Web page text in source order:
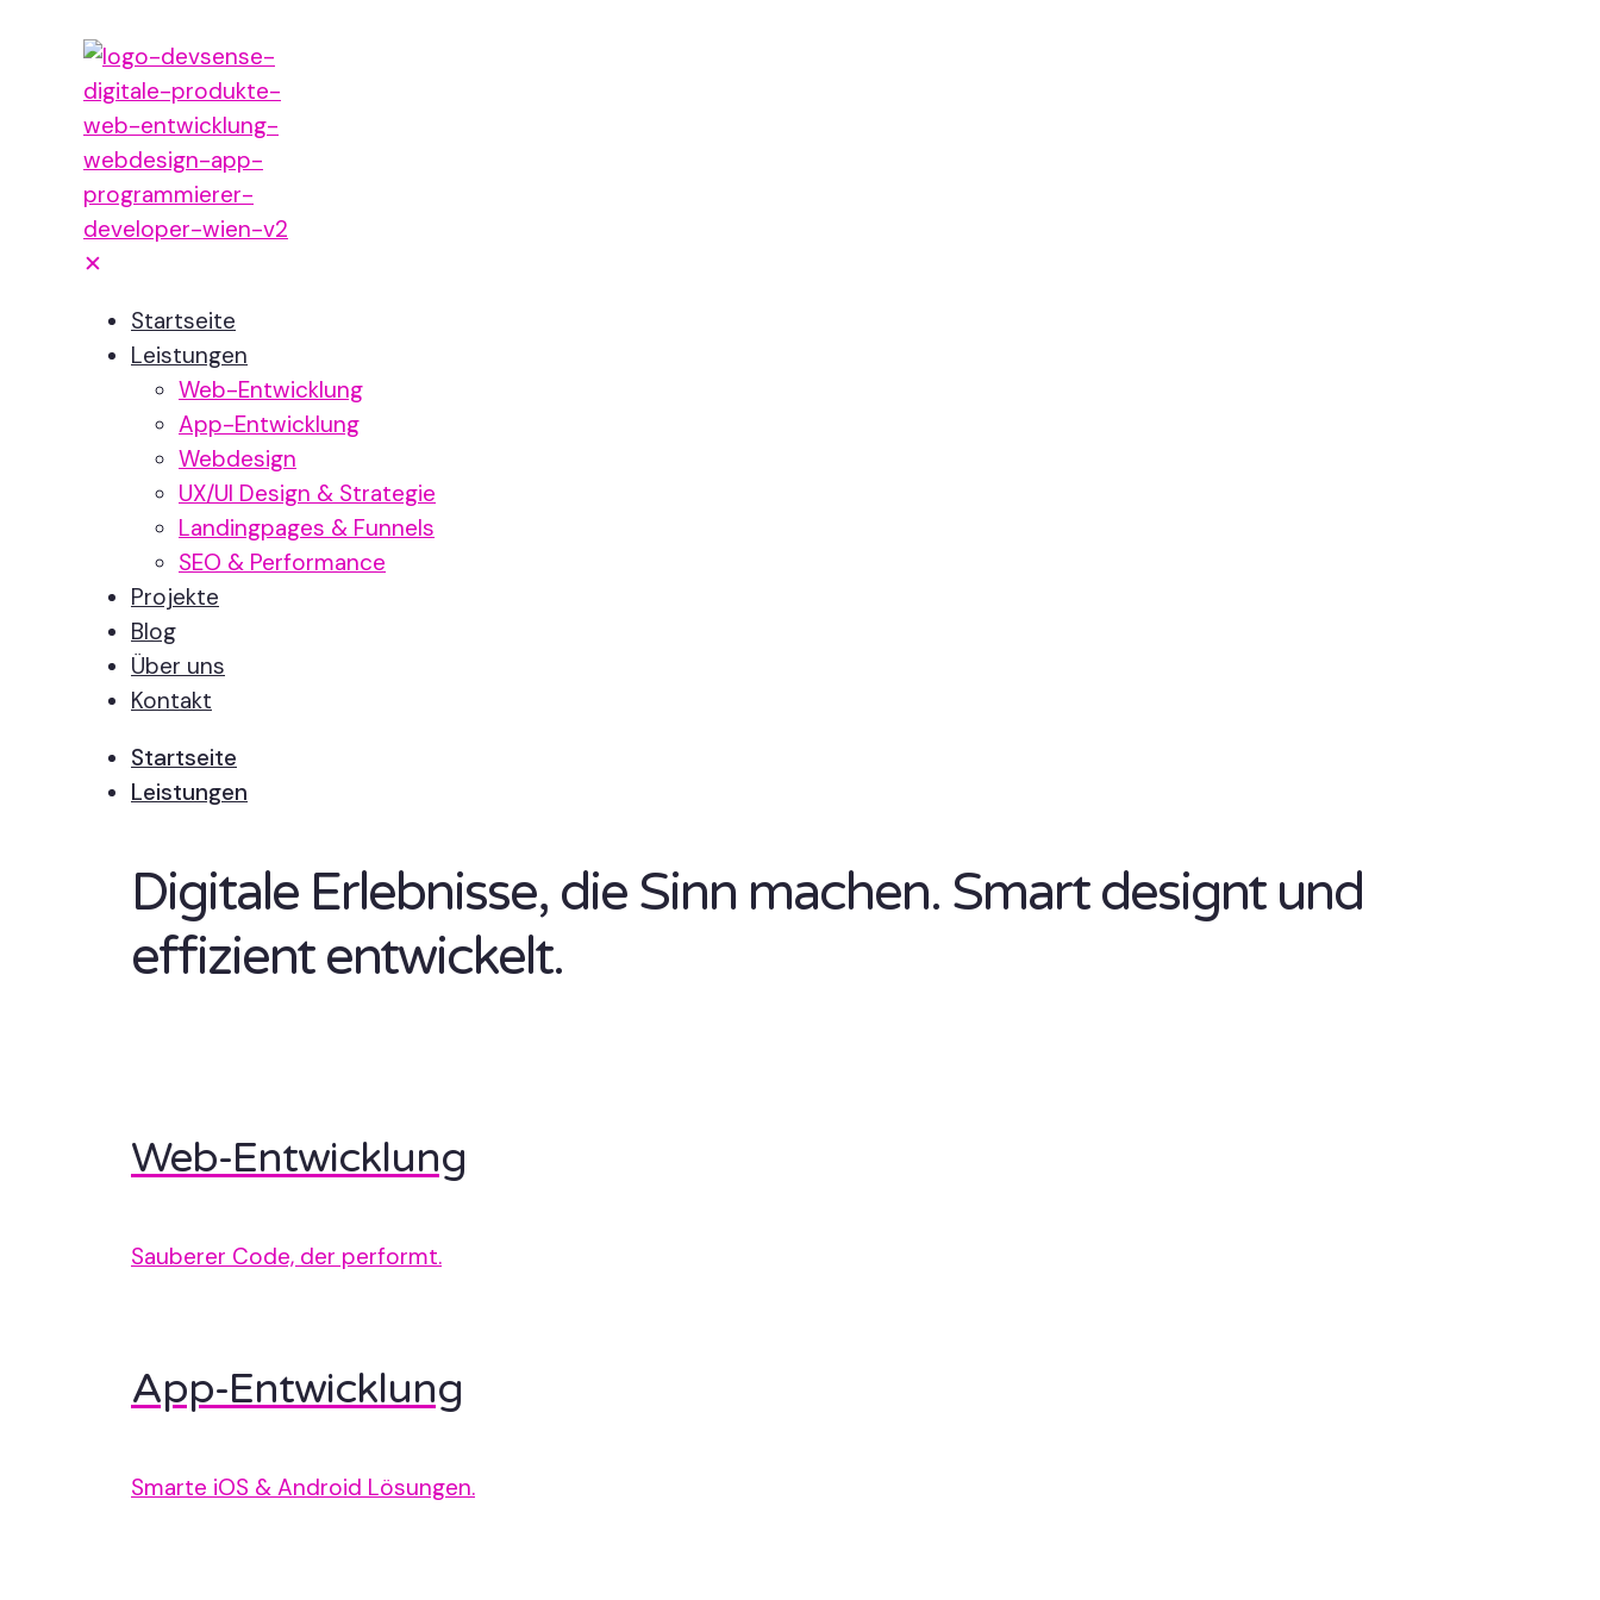
✕
Startseite
Leistungen
Web-Entwicklung
App-Entwicklung
Webdesign
UX/UI Design & Strategie
Landingpages & Funnels
SEO & Performance
Projekte
Blog
Über uns
Kontakt
Startseite
Leistungen
Digitale Erlebnisse, die Sinn machen. Smart designt und
effizient entwickelt.
Web-Entwicklung
Sauberer Code, der performt.
App-Entwicklung
Smarte iOS & Android Lösungen.